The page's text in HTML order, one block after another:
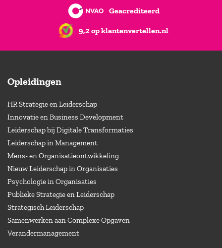
Geacrediteerd
9,2 op klantenvertellen.nl
Opleidingen
HR Strategie en Leiderschap
Innovatie en Business Development
Leiderschap bij Digitale Transformaties
Leiderschap in Management
Mens- en Organisatieontwikkeling
Nieuw Leiderschap in Organisaties
Psychologie in Organisaties
Publieke Strategie en Leiderschap
Strategisch Leiderschap
Samenwerken aan Complexe Opgaven
Verandermanagement